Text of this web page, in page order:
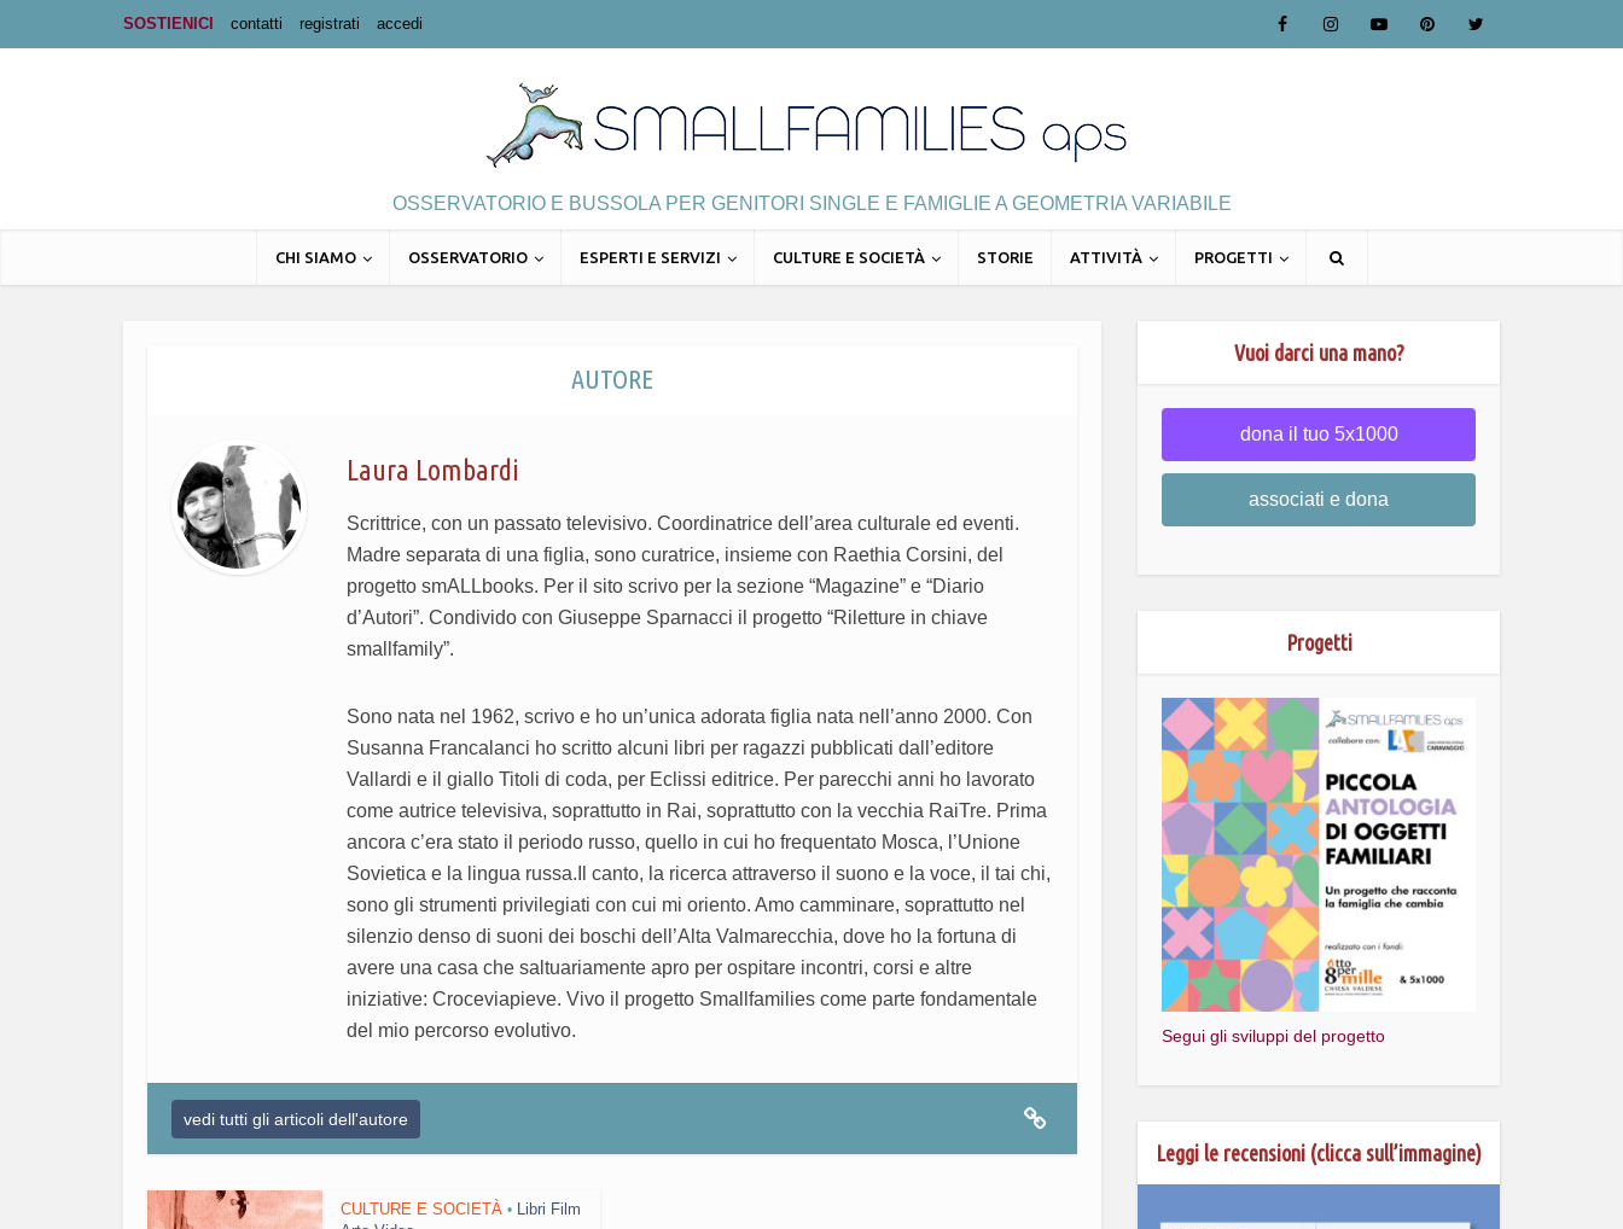
SOSTIENICI contatti registrati accedi
OSSERVATORIO E BUSSOLA PER GENITORI SINGLE E FAMIGLIE A GEOMETRIA VARIABILE
CHI SIAMO OSSERVATORIO ESPERTI E SERVIZI CULTURE E SOCIETÀ STORIE ATTIVITÀ PROGETTI
AUTORE
Laura Lombardi
Scrittrice, con un passato televisivo. Coordinatrice dell’area culturale ed eventi.
Madre separata di una figlia, sono curatrice, insieme con Raethia Corsini, del
progetto smALLbooks. Per il sito scrivo per la sezione “Magazine” e “Diario
d’Autori”. Condivido con Giuseppe Sparnacci il progetto “Riletture in chiave
smallfamily”.
Sono nata nel 1962, scrivo e ho un’unica adorata figlia nata nell’anno 2000. Con
Susanna Francalanci ho scritto alcuni libri per ragazzi pubblicati dall’editore
Vallardi e il giallo Titoli di coda, per Eclissi editrice. Per parecchi anni ho lavorato
come autrice televisiva, soprattutto in Rai, soprattutto con la vecchia RaiTre. Prima
ancora c’era stato il periodo russo, quello in cui ho frequentato Mosca, l’Unione
Sovietica e la lingua russa.Il canto, la ricerca attraverso il suono e la voce, il tai chi,
sono gli strumenti privilegiati con cui mi oriento. Amo camminare, soprattutto nel
silenzio denso di suoni dei boschi dell’Alta Valmarecchia, dove ho la fortuna di
avere una casa che saltuariamente apro per ospitare incontri, corsi e altre
iniziative: Croceviapieve. Vivo il progetto Smallfamilies come parte fondamentale
del mio percorso evolutivo.
vedi tutti gli articoli dell'autore
CULTURE E SOCIETÀ • Libri Film
Vuoi darci una mano?
dona il tuo 5x1000
associati e dona
Progetti
Segui gli sviluppi del progetto
Leggi le recensioni (clicca sull’immagine)